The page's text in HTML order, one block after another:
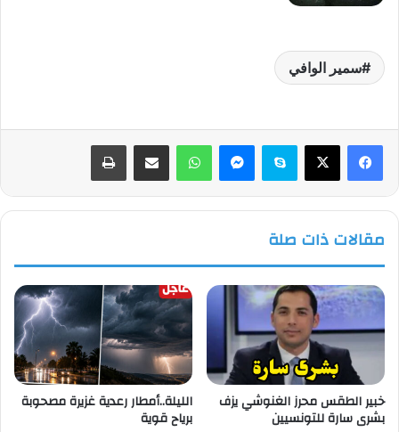
سمير الوافي
فيسبوك سكايب واتساب
مقالات ذات صلة
خبير الطقس محرز الغنوشي يزف
بشرى سارة للتونسيين
الليلة..أمطار رعدية غزيرة مصحوبة
برياح قوية